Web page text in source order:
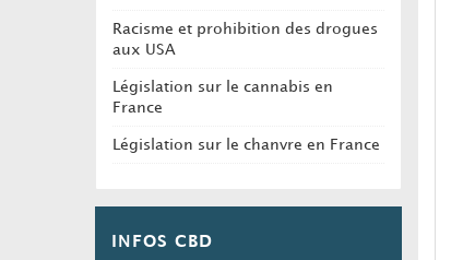
Racisme et prohibition des drogues
aux USA
Législation sur le cannabis en
France
Législation sur le chanvre en France
INFOS CBD